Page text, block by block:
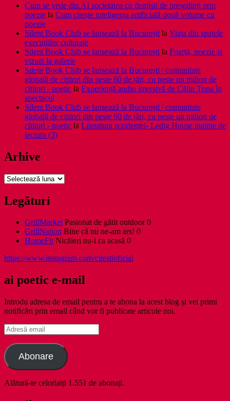
Cum se vede din AI societatea cu demisii de președinți prin
poezie la Cum citește inteligența artificială două volume cu
poezie
Silent Book Club se lansează la București la Viaţa din spatele
execuţiilor culturale
Silent Book Club se lansează la București la Foarţă, poezie şi
vizual la galerie
Silent Book Club se lansează la București | comunitate
globală de cititori din peste 60 de țări, cu peste un milion de
cititori - poetic la Experiență audio imersivă de Călin Țopa în
spectacol
Silent Book Club se lansează la București | comunitate
globală de cititori din peste 60 de țări, cu peste un milion de
cititori - poetic la Literatura rezidenţei- Ledig House inainte de
lectura (3)
Arhive
Arhive
Legături
GrillMarketPasionat de gătit outdoor 0
GrillNation Bine că nu ne-am ars! 0
HomeFitNicăieri nu-i ca acasă 0
https://www.instagram.com/citestioficial
ai poetic e-mail
Introdu adresa de email pentru a te abona la acest blog și vei primi
notificări prin email când vor fi publicate articole noi.
Adresă
email
Abonare
Alătură-te celorlalți 1.551 de abonați.